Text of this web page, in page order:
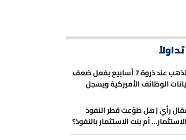
الذهب عند ذروة 7 أسابيع بفعل ضعف
الوظائف الأميركية ويسجل
مكاسب أسبوعية
رأي | هل طوّعت قطر النفوذ
أم بنت الاستثمار بالنفوذ؟